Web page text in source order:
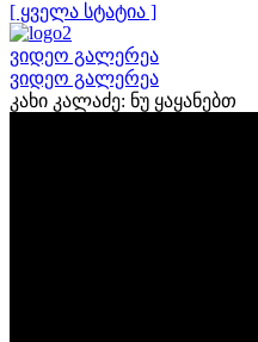
[ ყველა სტატია ]
ვიდეო გალერეა
ვიდეო გალერეა
კახი კალაძე: ნუ ყაყანებთ